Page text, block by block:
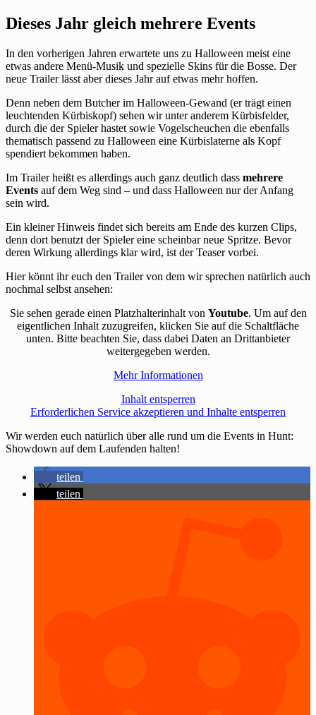
Dieses Jahr gleich mehrere Events
In den vorherigen Jahren erwartete uns zu Halloween meist eine
etwas andere Menü-Musik und spezielle Skins für die Bosse. Der
neue Trailer lässt aber dieses Jahr auf etwas mehr hoffen.
Denn neben dem Butcher im Halloween-Gewand (er trägt einen
leuchtenden Kürbiskopf) sehen wir unter anderem Kürbisfelder,
durch die der Spieler hastet sowie Vogelscheuchen die ebenfalls
thematisch passend zu Halloween eine Kürbislaterne als Kopf
spendiert bekommen haben.
Im Trailer heißt es allerdings auch ganz deutlich dass mehrere
Events auf dem Weg sind – und dass Halloween nur der Anfang
sein wird.
Ein kleiner Hinweis findet sich bereits am Ende des kurzen Clips,
denn dort benutzt der Spieler eine scheinbar neue Spritze. Bevor
deren Wirkung allerdings klar wird, ist der Teaser vorbei.
Hier könnt ihr euch den Trailer von dem wir sprechen natürlich auch
nochmal selbst ansehen:
Sie sehen gerade einen Platzhalterinhalt von Youtube. Um auf den
eigentlichen Inhalt zuzugreifen, klicken Sie auf die Schaltfläche
unten. Bitte beachten Sie, dass dabei Daten an Drittanbieter
weitergegeben werden.
Mehr Informationen
Inhalt entsperren
Erforderlichen Service akzeptieren und Inhalte entsperren
Wir werden euch natürlich über alle rund um die Events in Hunt:
Showdown auf dem Laufenden halten!
teilen
teilen